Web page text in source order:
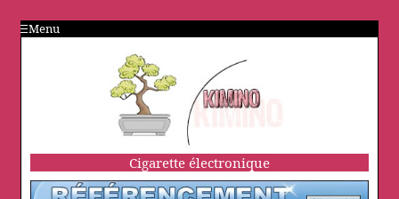
Menu
Cigarette électronique